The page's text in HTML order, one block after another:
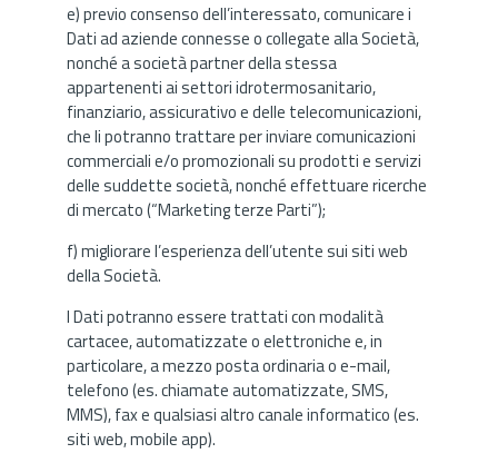
e) previo consenso dell’interessato, comunicare i
Dati ad aziende connesse o collegate alla Società,
nonché a società partner della stessa
appartenenti ai settori idrotermosanitario,
finanziario, assicurativo e delle telecomunicazioni,
che li potranno trattare per inviare comunicazioni
commerciali e/o promozionali su prodotti e servizi
delle suddette società, nonché effettuare ricerche
di mercato (“Marketing terze Parti”);
f) migliorare l’esperienza dell’utente sui siti web
della Società.
I Dati potranno essere trattati con modalità
cartacee, automatizzate o elettroniche e, in
particolare, a mezzo posta ordinaria o e-mail,
telefono (es. chiamate automatizzate, SMS,
MMS), fax e qualsiasi altro canale informatico (es.
siti web, mobile app).